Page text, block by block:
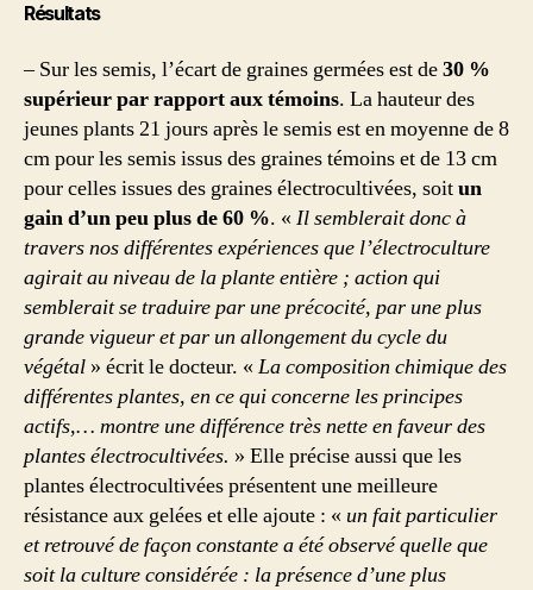
Résultats
– Sur les semis, l’écart de graines germées est de30 %
supérieur par rapport aux témoins. La hauteur des
jeunes plants 21 jours après le semis est en moyenne de 8
cm pour les semis issus des graines témoins et de 13 cm
pour celles issues des graines électrocultivées, soitun
gain d’un peu plus de 60 %. « Il semblerait donc à
travers nos différentes expériences que l’électroculture
agirait au niveau de la plante entière ; action qui
semblerait se traduire par une précocité, par une plus
grande vigueur et par un allongement du cycle du
végétal » écrit le docteur. « La composition chimique des
différentes plantes, en ce qui concerne les principes
actifs,… montre une différence très nette en faveur des
plantes électrocultivées. » Elle précise aussi que les
plantes électrocultivées présentent une meilleure
résistance aux gelées et elle ajoute : « un fait particulier
et retrouvé de façon constante a été observé quelle que
soit la culture considérée : la présence d’une plus